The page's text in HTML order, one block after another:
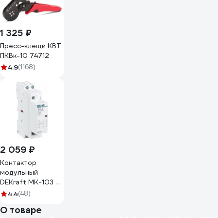
1 325 ₽
Пресс-клещи КВТ
ПКВк-10 74712
4.9(1168)
2 059 ₽
Контактор
модульный
DEKraft МК-103 2
НО, 25 А, 230 В
4.4(48)
О товаре